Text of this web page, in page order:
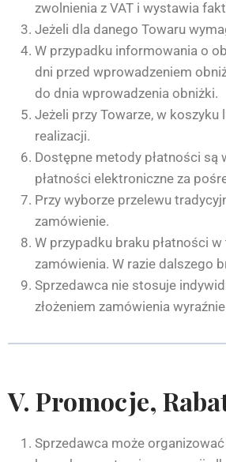
zwolnienia z VAT i wystawia
Jeżeli dla danego Towaru
W przypadku informowania o
dni przed wprowadzeniem
do dnia wprowadzenia obniżki.
Jeżeli przy Towarze, w
realizacji.
Dostępne metody płatności są
płatności elektroniczne za
Przy wyborze przelewu
zamówienie.
W przypadku braku płatności
zamówienia. W razie dalszego
Sprzedawca nie stosuje
złożeniem zamówienia
V. Promocje,
Sprzedawca może